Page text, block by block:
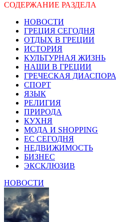
СОДЕРЖАНИЕ РАЗДЕЛА
НОВОСТИ
ГРЕЦИЯ СЕГОДНЯ
ОТДЫХ В ГРЕЦИИ
ИСТОРИЯ
КУЛЬТУРНАЯ ЖИЗНЬ
НАШИ В ГРЕЦИИ
ГРЕЧЕСКАЯ ДИАСПОРА
СПОРТ
ЯЗЫК
РЕЛИГИЯ
ПРИРОДА
КУХНЯ
МОДА И SHOPPING
ЕС СЕГОДНЯ
НЕДВИЖИМОСТЬ
БИЗНЕС
ЭКСКЛЮЗИВ
НОВОСТИ